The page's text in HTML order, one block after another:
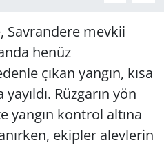
Savrandere mevkii
henüz
çıkan yangın, kısa
Rüzgarın yön
yangın kontrol altına
ekipler alevlerin